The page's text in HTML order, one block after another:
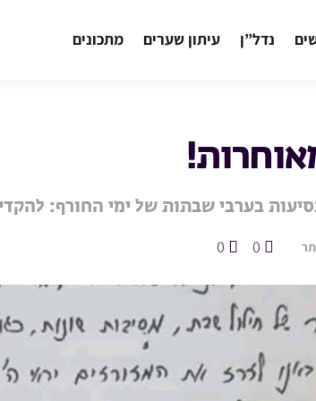
נדל”ן עיתון שערים מתכונים
בערבי שבתות של ימי החורף:
0
0